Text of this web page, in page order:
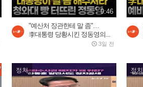
2:59
1:10
9:46
"예산처 장관한테 말 좀"…
李대통령 당황시킨 정동영의...
3일 전
정치 정치